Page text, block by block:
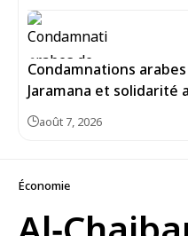
Condamnations
Jaramana et solidarité
août 7, 2026
Économie